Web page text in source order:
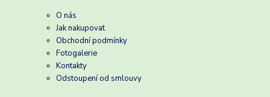
O nás
Jak nakupovat
Obchodní podmínky
Fotogalerie
Kontakty
Odstoupení od smlouvy